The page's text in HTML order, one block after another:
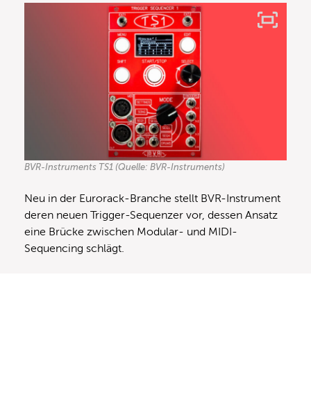
BVR-Instruments TS1 (Quelle: BVR-Instruments)
Neu in der Eurorack-Branche stellt BVR-Instrument
deren neuen Trigger-Sequenzer vor, dessen Ansatz
eine Brücke zwischen Modular- und MIDI-
Sequencing schlägt.